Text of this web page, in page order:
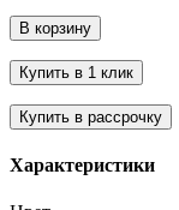
Характеристики